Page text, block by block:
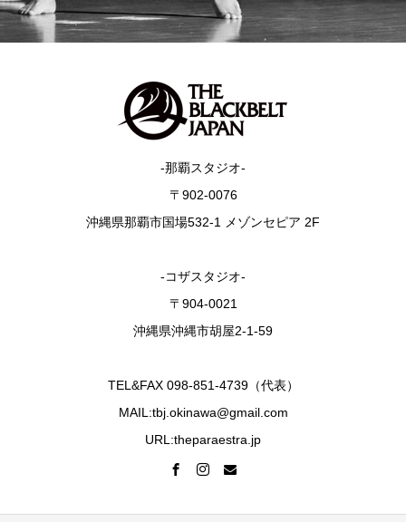
-那覇スタジオ-
〒902-0076
沖縄県那覇市国場532-1 メゾンセピア 2F
-コザスタジオ-
〒904-0021
沖縄県沖縄市胡屋2-1-59
TEL&FAX 098-851-4739（代表）
MAIL:tbj.okinawa@gmail.com
URL:theparaestra.jp